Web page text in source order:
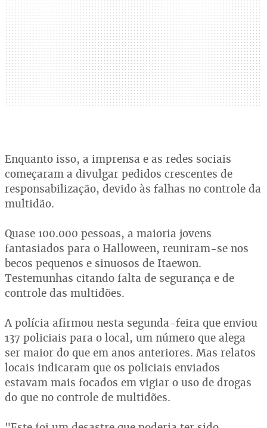
Enquanto isso, a imprensa e as redes sociais
começaram a divulgar pedidos crescentes de
responsabilização, devido às falhas no controle da
multidão.
Quase 100.000 pessoas, a maioria jovens
fantasiados para o Halloween, reuniram-se nos
becos pequenos e sinuosos de Itaewon.
Testemunhas citando falta de segurança e de
controle das multidões.
A polícia afirmou nesta segunda-feira que enviou
137 policiais para o local, um número que alega
ser maior do que em anos anteriores. Mas relatos
locais indicaram que os policiais enviados
estavam mais focados em vigiar o uso de drogas
do que no controle de multidões.